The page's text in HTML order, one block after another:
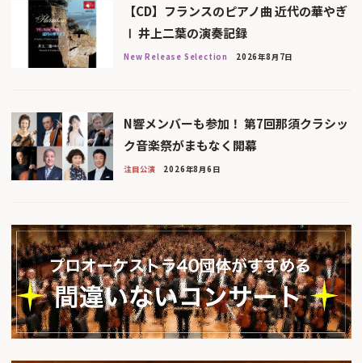
【CD】フランスのピアノ曲 近代の華やぎ
Ⅰ 井上二葉の演奏記録
New Release Selection 2026年8月7日
N響メンバーも参加！ 第7回那須クラシッ
ク音楽祭がまもなく開幕
注目公演 2026年8月6日